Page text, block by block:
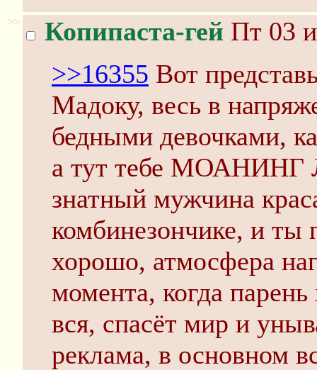
>> Копипаста-гей Пт 03
>>16355 Вот
Мадоку, весь в
бедными девочками,
а тут тебе МОАНИНГ
знатный мужчина
комбинезончике, и ты
хорошо, атмосфера
момента, когда
вся, спасёт мир и
реклама, в основном